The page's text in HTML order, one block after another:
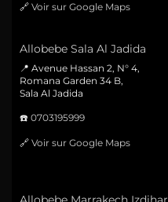
🔗 Voir sur Google Maps
Allobebe Sala Al Jadida
📍 Avenue Hassan 2, N° 4,
Romana Garden 34 B,
Sala Al Jadida
☎️ 0703195999
🔗 Voir sur Google Maps